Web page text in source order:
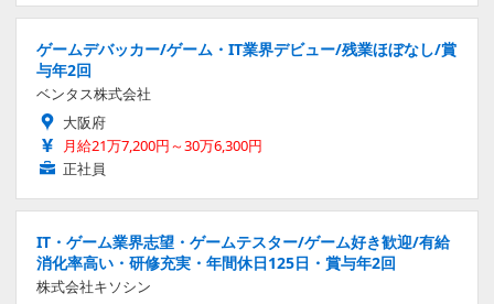
ゲームデバッカー/ゲーム・IT業界デビュー/残業ほぼなし/賞
与年2回
ベンタス株式会社
大阪府
月給21万7,200円～30万6,300円
正社員
IT・ゲーム業界志望・ゲームテスター/ゲーム好き歓迎/有給
消化率高い・研修充実・年間休日125日・賞与年2回
株式会社キソシン